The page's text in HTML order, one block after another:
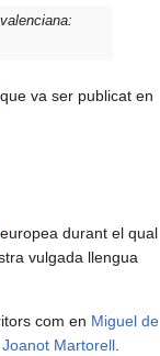
que va ser publicat en
europea durant el qual
vulgada llengua
com en Miguel de
Joanot Martorell